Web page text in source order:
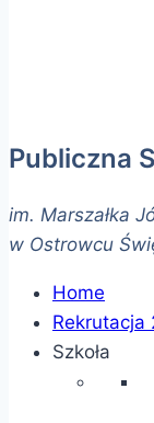
Publiczna
im. Marszałka
w Ostrowcu
Home
Rekrutacja
Szkoła